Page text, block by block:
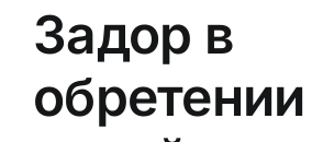
Задор в
обретении